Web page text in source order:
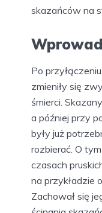
rzadkim.
sąd poddawano
na wolność.
Pierwotnie
raciborskim
przeniesiono je
stała więc
wykonywano
Niestety, nie
wyglądał plac
murowana
znaczących